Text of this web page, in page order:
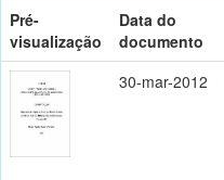
Pré-
visualização
Data do
documento
30-mar-2012